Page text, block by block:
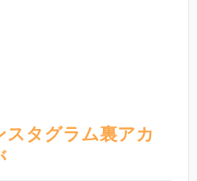
スタグラム裏アカ